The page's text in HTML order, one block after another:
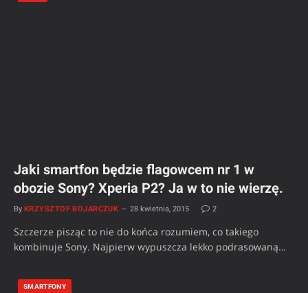
Jaki smartfon będzie flagowcem nr 1 w
obozie Sony? Xperia P2? Ja w to nie wierzę.
By KRZYSZTOF BOJARCZUK 28 kwietnia, 2015 2
Szczerze pisząc to nie do końca rozumiem, co takiego
kombinuje Sony. Najpierw wypuszcza lekko podrasowaną…
SMARTFONY